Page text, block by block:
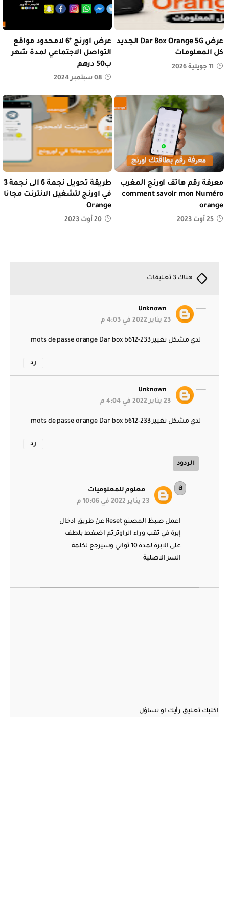
عرض Dar Box Orange 5G الجديد
كل المعلومات
11 جويلية 2026
عرض اورنج *6 لامحدود مواقع
التواصل الاجتماعي لمدة شهر
ب50 درهم
08 سبتمبر 2024
معرفة رقم هاتف اورنج المغرب
comment savoir mon Numéro
orange
25 أوت 2023
طريقة تحويل نجمة 6 الى نجمة 3
في اورنج لتشغيل الانترنت مجانا
Orange
20 أوت 2023
هناك 3 تعليقات
Unknown
23 يناير 2022 في 4:03 م
لدي مشكل تغيير mots de passe orange Dar box b612-233
رد
Unknown
23 يناير 2022 في 4:04 م
لدي مشكل تغيير mots de passe orange Dar box b612-233
رد
الردود
معلوم للمعلوميات
23 يناير 2022 في 10:06 م
اعمل ضبظ المصنع Reset عن طريق ادخال
إبرة في ثقب وراء الراوتر ثم اضغط بلطف
على الابرة لمدة 10 ثواني وسيرجع لكلمة
السر الاصلية
اكتبك تعليق رأيك او تساؤل